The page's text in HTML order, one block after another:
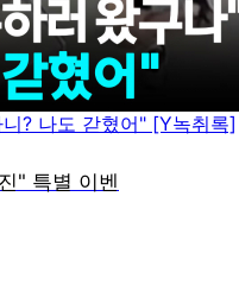
? 나도 갇혔어" [Y녹취록]